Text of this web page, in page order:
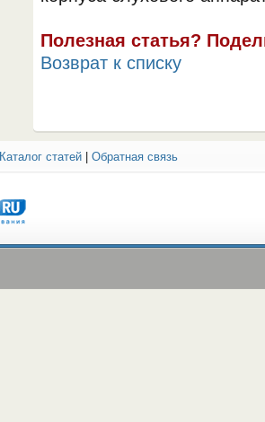
Полезная статья?
Возврат к списку
Каталог статей Обратная связь